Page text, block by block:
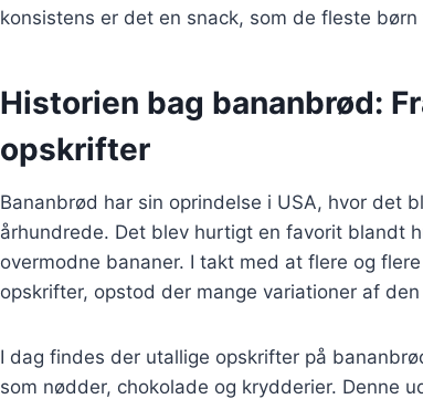
konsistens er det en snack, som de fleste børn
Historien bag bananbrød:
opskrifter
Bananbrød har sin oprindelse i USA, hvor det
århundrede. Det blev hurtigt en favorit blandt
overmodne bananer. I takt med at flere og
opskrifter, opstod der mange variationer af
I dag findes der utallige opskrifter på
som nødder, chokolade og krydderier. Denne